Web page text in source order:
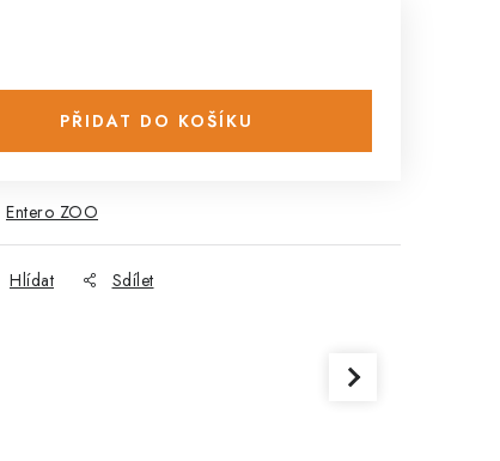
PŘIDAT DO KOŠÍKU
Entero ZOO
Hlídat Sdílet